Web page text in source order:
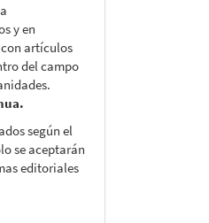
y en
artículos
del campo
según el
se aceptarán
editoriales